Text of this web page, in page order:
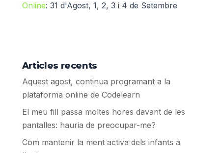
Online: 31 d'Agost, 1, 2, 3 i 4 de Setembre
Articles recents
Aquest agost, continua programant a la
plataforma online de Codelearn
El meu fill passa moltes hores davant de les
pantalles: hauria de preocupar-me?
Com mantenir la ment activa dels infants a